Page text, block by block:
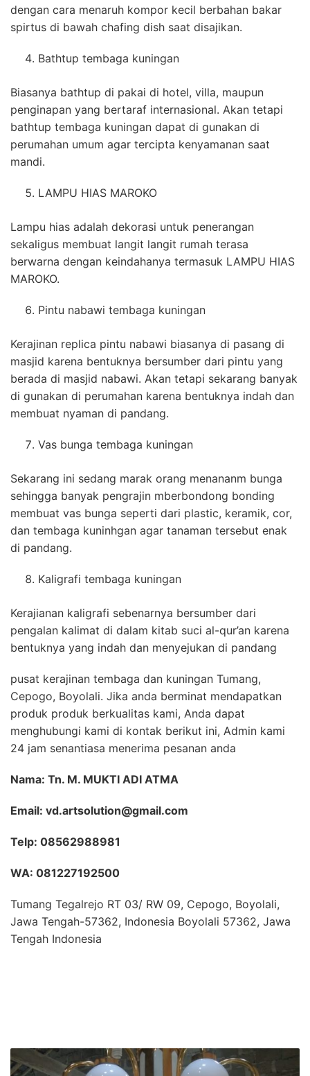
dengan cara menaruh kompor kecil berbahan bakar
spirtus di bawah chafing dish saat disajikan.
Bathtup tembaga kuningan
Biasanya bathtup di pakai di hotel, villa, maupun
penginapan yang bertaraf internasional. Akan tetapi
bathtup tembaga kuningan dapat di gunakan di
perumahan umum agar tercipta kenyamanan saat
mandi.
LAMPU HIAS MAROKO
Lampu hias adalah dekorasi untuk penerangan
sekaligus membuat langit langit rumah terasa
berwarna dengan keindahanya termasuk LAMPU HIAS
MAROKO.
Pintu nabawi tembaga kuningan
Kerajinan replica pintu nabawi biasanya di pasang di
masjid karena bentuknya bersumber dari pintu yang
berada di masjid nabawi. Akan tetapi sekarang banyak
di gunakan di perumahan karena bentuknya indah dan
membuat nyaman di pandang.
Vas bunga tembaga kuningan
Sekarang ini sedang marak orang menananm bunga
sehingga banyak pengrajin mberbondong bonding
membuat vas bunga seperti dari plastic, keramik, cor,
dan tembaga kuninhgan agar tanaman tersebut enak
di pandang.
Kaligrafi tembaga kuningan
Kerajianan kaligrafi sebenarnya bersumber dari
pengalan kalimat di dalam kitab suci al-qur’an karena
bentuknya yang indah dan menyejukan di pandang
pusat kerajinan tembaga dan kuningan Tumang,
Cepogo, Boyolali. Jika anda berminat mendapatkan
produk produk berkualitas kami, Anda dapat
menghubungi kami di kontak berikut ini, Admin kami
24 jam senantiasa menerima pesanan anda
Nama: Tn. M. MUKTI ADI ATMA
Email: vd.artsolution@gmail.com
Telp: 08562988981
WA: 081227192500
Tumang Tegalrejo RT 03/ RW 09, Cepogo, Boyolali,
Jawa Tengah-57362, Indonesia Boyolali 57362, Jawa
Tengah Indonesia